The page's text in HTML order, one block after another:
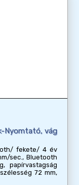
Nyomtató, vág
fekete/ 4 év
sec., Bluetooth
papírvastagság
72 mm,